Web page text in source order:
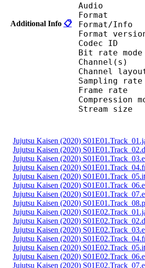
Additional Info 📋
Audio
Format/
Bit
Frame
Jujutsu Kaisen (2020)
Jujutsu Kaisen (2020)
Jujutsu Kaisen (2020)
Jujutsu Kaisen (2020)
Jujutsu Kaisen (2020)
Jujutsu Kaisen (2020)
Jujutsu Kaisen (2020)
Jujutsu Kaisen (2020)
Jujutsu Kaisen (2020)
Jujutsu Kaisen (2020)
Jujutsu Kaisen (2020)
Jujutsu Kaisen (2020)
Jujutsu Kaisen (2020)
Jujutsu Kaisen (2020)
Jujutsu Kaisen (2020)